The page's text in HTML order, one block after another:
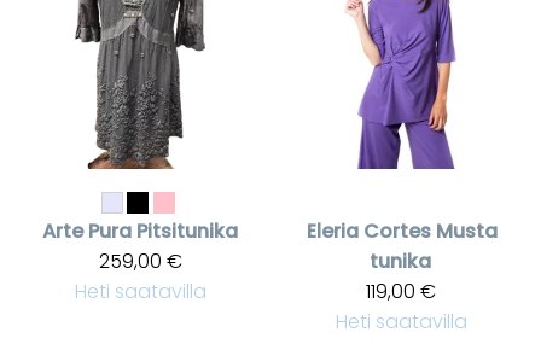
Arte Pura Pitsitunika
259,00 €
Heti saatavilla
Eleria Cortes Musta
tunika
119,00 €
Heti saatavilla